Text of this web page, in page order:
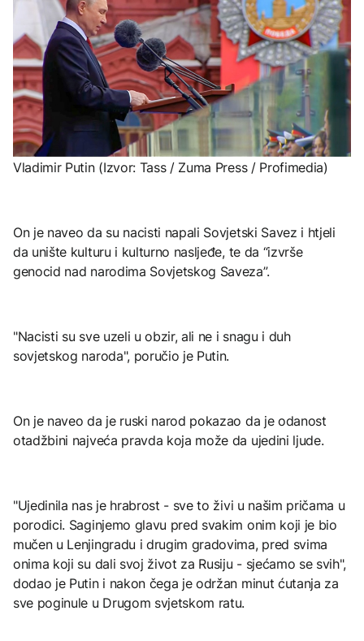
Vladimir Putin (Izvor: Tass / Zuma Press / Profimedia)
On je naveo da su nacisti napali Sovjetski Savez i htjeli
da unište kulturu i kulturno nasljeđe, te da “izvrše
genocid nad narodima Sovjetskog Saveza”.
"Nacisti su sve uzeli u obzir, ali ne i snagu i duh
sovjetskog naroda", poručio je Putin.
On je naveo da je ruski narod pokazao da je odanost
otadžbini najveća pravda koja može da ujedini ljude.
"Ujedinila nas je hrabrost - sve to živi u našim pričama u
porodici. Saginjemo glavu pred svakim onim koji je bio
mučen u Lenjingradu i drugim gradovima, pred svima
onima koji su dali svoj život za Rusiju - sjećamo se svih",
dodao je Putin i nakon čega je održan minut ćutanja za
sve poginule u Drugom svjetskom ratu.